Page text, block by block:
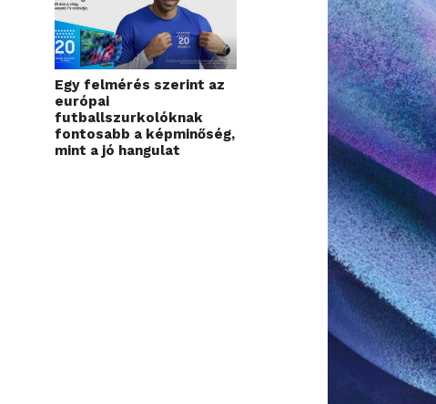
Egy felmérés szerint az
európai
futballszurkolóknak
fontosabb a képminőség,
mint a jó hangulat